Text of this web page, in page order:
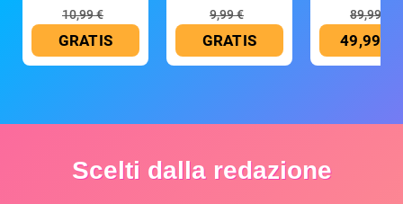
10,99 €
GRATIS
9,99 €
GRATIS
89,99 €
49,99 €
Scelti dalla redazione